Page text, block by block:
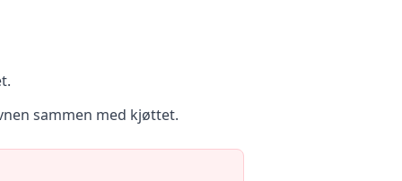
sammen med kjøttet.